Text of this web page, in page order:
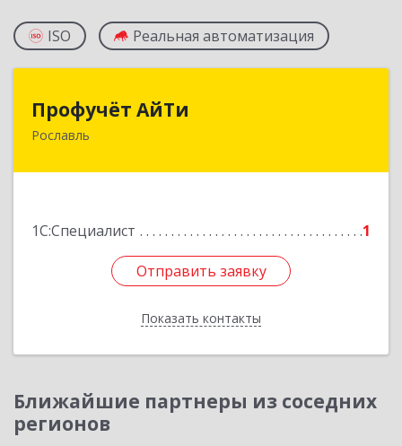
ISO Реальная автоматизация
Профучёт АйТи
Рославль
1С:Специалист 1
Отправить заявку
Показать контакты
216500, Смоленская обл, Рославльский р-н,
Отправить заявку
Назад
Ближайшие партнеры из соседних
регионов